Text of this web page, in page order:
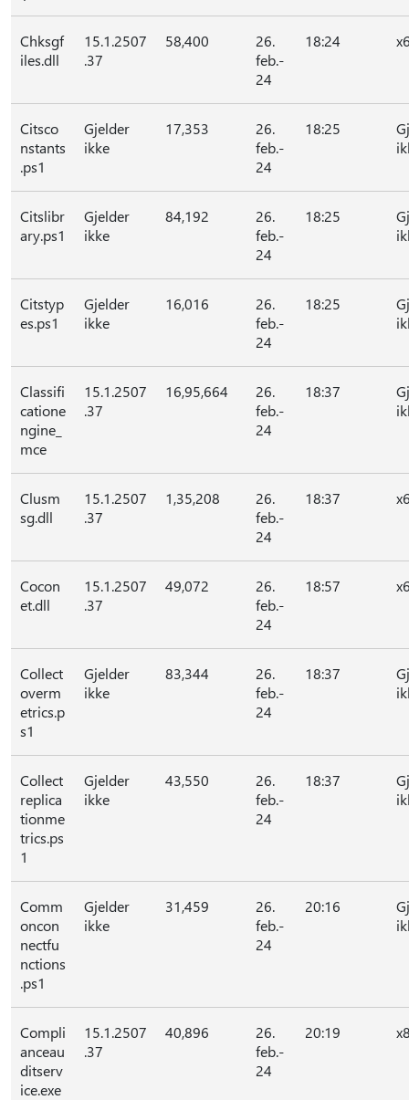
Chksgf
iles.dll
15.1.2507
.37
58,400
26.
feb.-
24
18:24
Citsco
nstants
.ps1
Gjelder
ikke
17,353
26.
feb.-
24
18:25
Citslibr
ary.ps1
Gjelder
ikke
84,192
26.
feb.-
24
18:25
Citstyp
es.ps1
Gjelder
ikke
16,016
26.
feb.-
24
18:25
Classifi
catione
ngine_
mce
15.1.2507
.37
16,95,664
26.
feb.-
24
18:37
Clusm
sg.dll
15.1.2507
.37
1,35,208
26.
feb.-
24
18:37
Cocon
et.dll
15.1.2507
.37
49,072
26.
feb.-
24
18:57
Collect
overm
etrics.p
s1
Gjelder
ikke
83,344
26.
feb.-
24
18:37
Collect
replica
tionme
trics.ps
1
Gjelder
ikke
43,550
26.
feb.-
24
18:37
Comm
oncon
nectfu
nctions
.ps1
Gjelder
ikke
31,459
26.
feb.-
24
20:16
Compli
anceau
ditserv
ice.exe
15.1.2507
.37
40,896
26.
feb.-
24
20:19